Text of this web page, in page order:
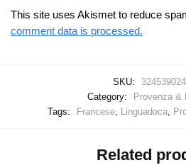
This site uses Akismet to reduce
comment data is processed.
SKU:
Category:
Provenza &
Tags:
Francese, Linguadoca,
Related